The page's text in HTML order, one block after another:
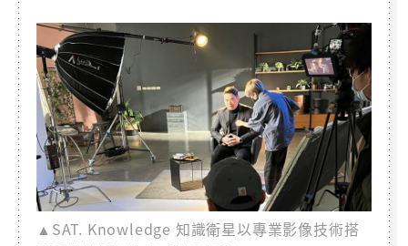
▲SAT. Knowledge 知識衛星以專業影像技術搭